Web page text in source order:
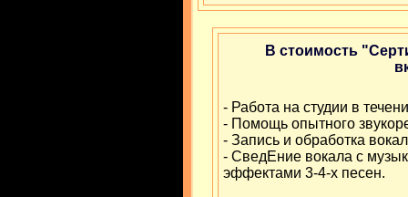
В стоимость
- Работа на студии в
- Помощь опытного
- Запись и обработка
- СведЕние вокала с
эффектами 3-4-х песен.